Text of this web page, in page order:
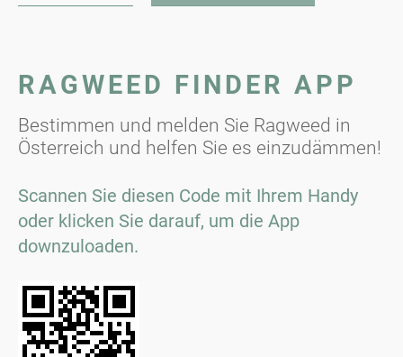
RAGWEED FINDER APP
Bestimmen und melden Sie Ragweed in
Österreich und helfen Sie es einzudämmen!
Scannen Sie diesen Code mit Ihrem Handy
oder klicken Sie darauf, um die App
downzuloaden.